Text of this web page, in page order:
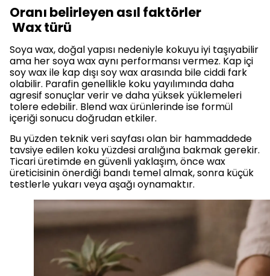
Oranı belirleyen asıl faktörler
Wax türü
Soya wax, doğal yapısı nedeniyle kokuyu iyi taşıyabilir
ama her soya wax aynı performansı vermez. Kap içi
soy wax ile kap dışı soy wax arasında bile ciddi fark
olabilir. Parafin genellikle koku yayılımında daha
agresif sonuçlar verir ve daha yüksek yüklemeleri
tolere edebilir. Blend wax ürünlerinde ise formül
içeriği sonucu doğrudan etkiler.
Bu yüzden teknik veri sayfası olan bir hammaddede
tavsiye edilen koku yüzdesi aralığına bakmak gerekir.
Ticari üretimde en güvenli yaklaşım, önce wax
üreticisinin önerdiği bandı temel almak, sonra küçük
testlerle yukarı veya aşağı oynamaktır.